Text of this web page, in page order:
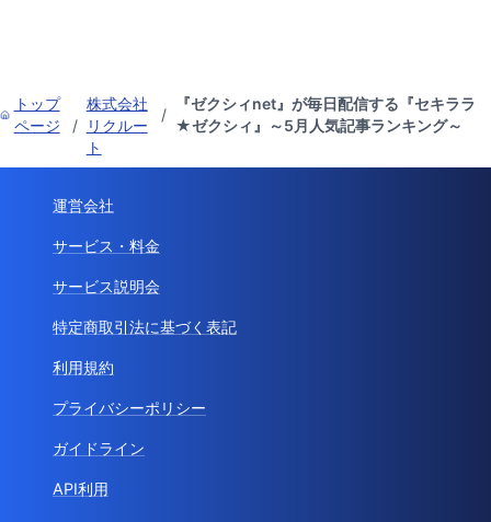
トップ
ページ
/
株式会社
リクルー
ト
/
『ゼクシィnet』が毎日配信する『セキララ
★ゼクシィ』～5月人気記事ランキング～
運営会社
サービス・料金
サービス説明会
特定商取引法に基づく表記
利用規約
プライバシーポリシー
ガイドライン
API利用